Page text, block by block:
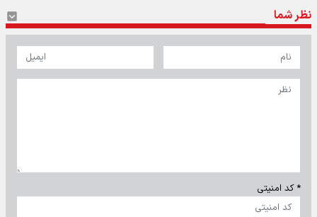
نظر شما
* کد امنیتی